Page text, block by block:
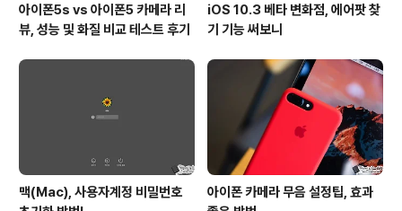
아이폰5s vs 아이폰5 카메라 리
뷰, 성능 및 화질 비교 테스트 후기
iOS 10.3 베타 변화점, 에어팟 찾
기 기능 써보니
맥(Mac), 사용자계정 비밀번호
아이폰 카메라 무음 설정팁, 효과